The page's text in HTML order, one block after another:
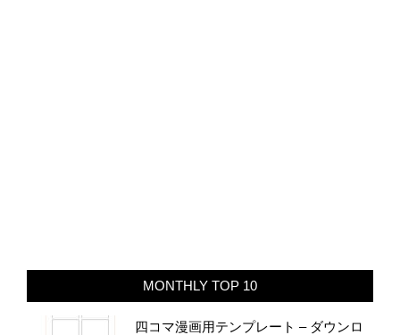
MONTHLY TOP 10
四コマ漫画用テンプレート – ダウンロ